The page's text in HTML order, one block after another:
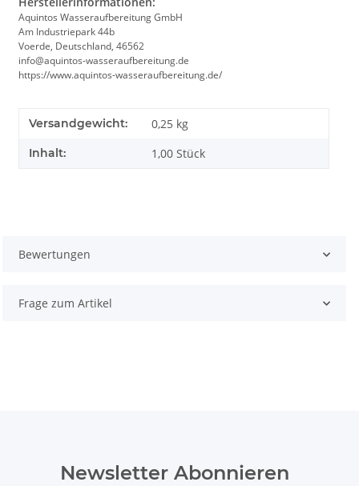
Aquintos Wasseraufbereitung GmbH
Am Industriepark 44b
Voerde, Deutschland, 46562
info@aquintos-wasseraufbereitung.de
https://www.aquintos-wasseraufbereitung.de/
Versandgewicht: 0,25 kg
Inhalt: 1,00 Stück
Bewertungen
Frage zum Artikel
Newsletter Abonnieren